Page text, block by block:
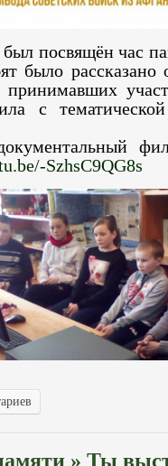
был посвящён час
было рассказано
принимавших
с
SzhsC9QG8s
» Ты